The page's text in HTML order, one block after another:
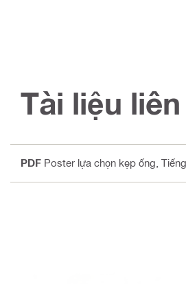
Tài liệu
PDF Poster lựa chọn kẹp ống ,